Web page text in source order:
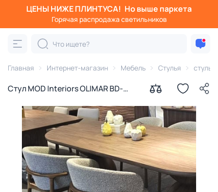
ЦЕНЫ НИЖЕ ПЛИНТУСА! Но выше паркета
Горячая распродажа светильников
Главная Интернет-магазин Мебель Стулья
Стул MOD Interiors OLIMAR BD-